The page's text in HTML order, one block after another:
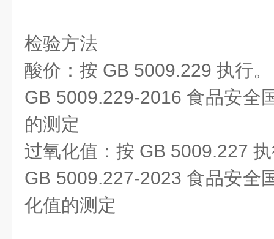
检验方法
酸价：按 GB 5009.229 执行。
GB 5009.229-2016 食品安全
的测定
过氧化值：按 GB 5009.227
GB 5009.227-2023 食品安全
化值的测定